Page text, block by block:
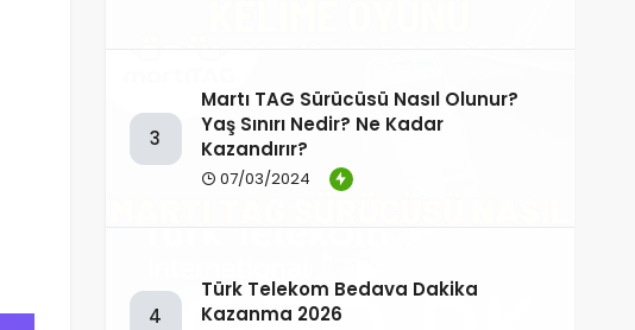
3
Martı TAG Sürücüsü Nasıl Olunur?
Yaş Sınırı Nedir? Ne Kadar
Kazandırır?
07/03/2024
4
Türk Telekom Bedava Dakika
Kazanma 2026